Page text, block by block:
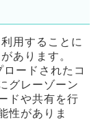
用することに
あります。
ードされたコ
グレーゾーン
ドや共有を行
性がありま